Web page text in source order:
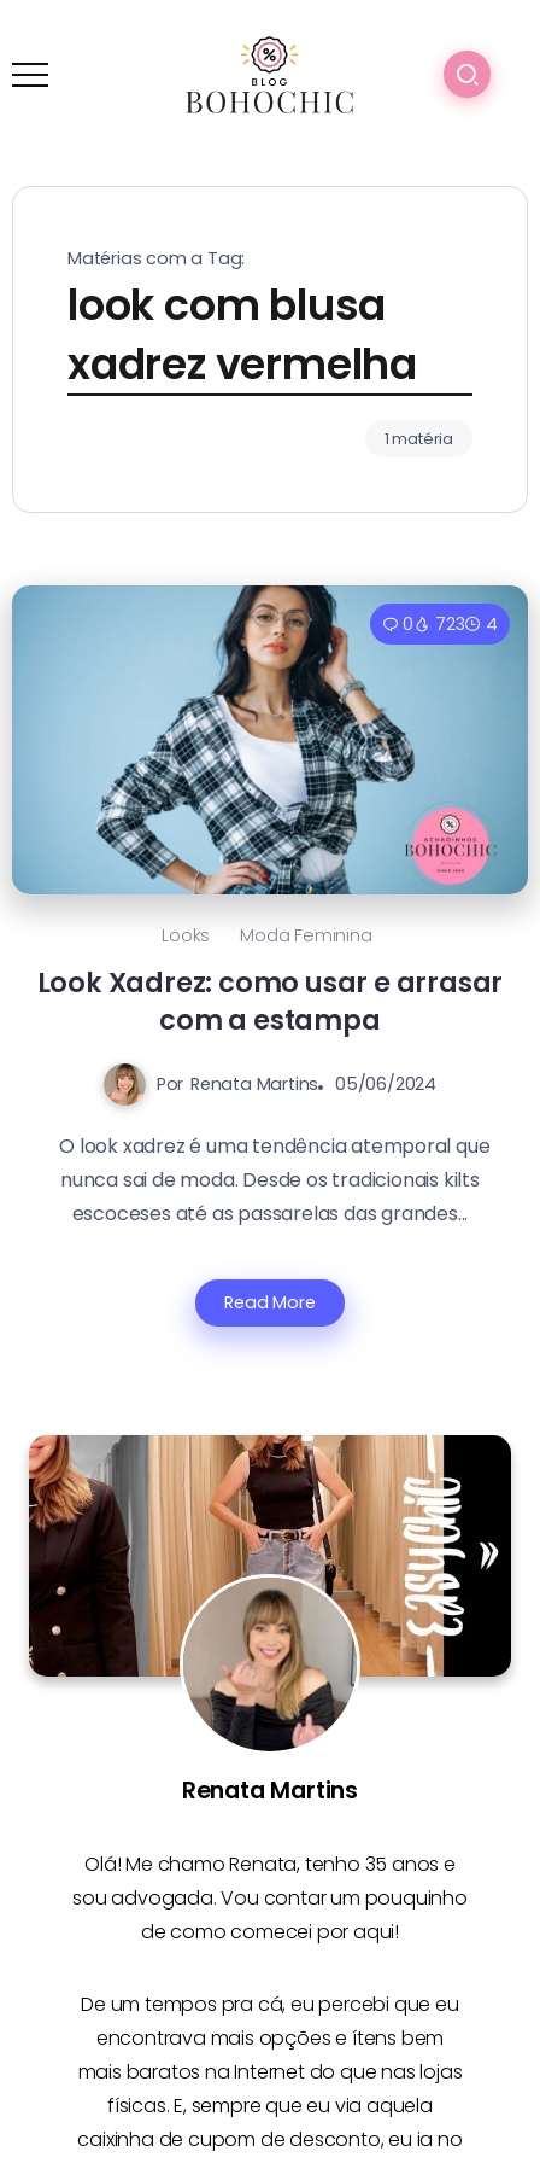
Matérias com a Tag:
look com blusa
xadrez vermelha
1 matéria
0 723 4
Looks Moda Feminina
Look Xadrez: como usar e arrasar
com a estampa
Por Renata Martins 05/06/2024
O look xadrez é uma tendência atemporal que
nunca sai de moda. Desde os tradicionais kilts
escoceses até as passarelas das grandes...
Read More
Renata Martins
Olá! Me chamoRenata, tenho 35 anos e
sou advogada. Vou contar um pouquinho
de como comecei por aqui!
De um tempos pra cá, eu percebi que eu
encontrava mais opções e ítens bem
mais baratos na Internetdo que nas lojas
físicas. E, sempre que eu via aquela
caixinha de cupom de desconto, eu ia no